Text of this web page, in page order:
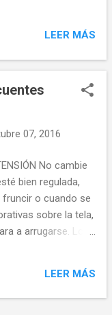
la longitud de la
tamaño de su
la fotografía tijeras
+Famore
cuestan
las puede
LEER MÁS
07, 2016
No cambie
bien regulada,
o cuando se
sobre la tela,
a arrugarse. Los
en la parte superior
la tensión inferior
LEER MÁS